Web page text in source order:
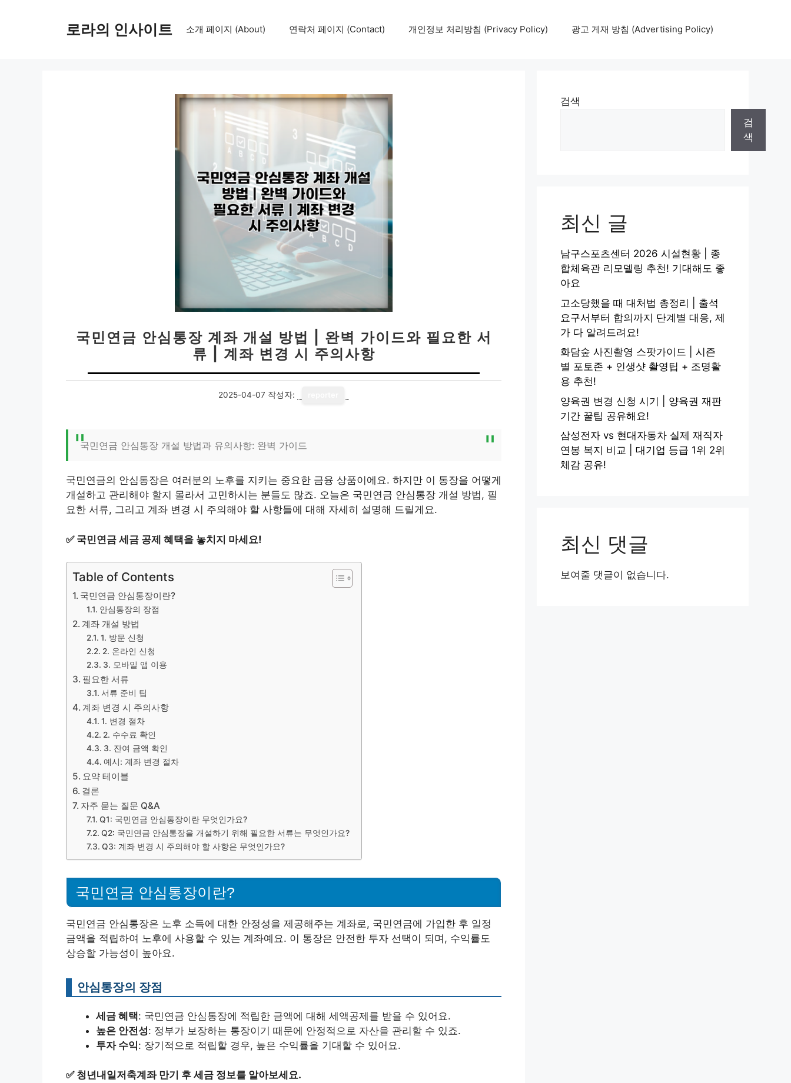
로라의 인사이트 소개 페이지 (About) 연락처 페이지 (Contact) 개인정보 처리방침 (Privacy Policy) 광고 게재 방침 (Advertising Policy)
국민연금 안심통장 계좌 개설 방법 | 완벽 가이드와 필요한 서
류 | 계좌 변경 시 주의사항
2025-04-07 작성자:
국민연금 안심통장 개설 방법과 유의사항: 완벽 가이드
국민연금의 안심통장은 여러분의 노후를 지키는 중요한 금융 상품이에요. 하지만 이 통장을 어떻게
개설하고 관리해야 할지 몰라서 고민하시는 분들도 많죠. 오늘은 국민연금 안심통장 개설 방법, 필
요한 서류, 그리고 계좌 변경 시 주의해야 할 사항들에 대해 자세히 설명해 드릴게요.
✅ 국민연금 세금 공제 혜택을 놓치지 마세요!
Table of Contents
국민연금 안심통장이란?
안심통장의 장점
계좌 개설 방법
1. 방문 신청
2. 온라인 신청
3. 모바일 앱 이용
필요한 서류
서류 준비 팁
계좌 변경 시 주의사항
1. 변경 절차
2. 수수료 확인
3. 잔여 금액 확인
예시: 계좌 변경 절차
요약 테이블
결론
자주 묻는 질문 Q&A
Q1: 국민연금 안심통장이란 무엇인가요?
Q2: 국민연금 안심통장을 개설하기 위해 필요한 서류는 무엇인가요?
Q3: 계좌 변경 시 주의해야 할 사항은 무엇인가요?
국민연금 안심통장이란?
국민연금 안심통장은 노후 소득에 대한 안정성을 제공해주는 계좌로, 국민연금에 가입한 후 일정
금액을 적립하여 노후에 사용할 수 있는 계좌예요. 이 통장은 안전한 투자 선택이 되며, 수익률도
상승할 가능성이 높아요.
안심통장의 장점
세금 혜택: 국민연금 안심통장에 적립한 금액에 대해 세액공제를 받을 수 있어요.
높은 안전성: 정부가 보장하는 통장이기 때문에 안정적으로 자산을 관리할 수 있죠.
투자 수익: 장기적으로 적립할 경우, 높은 수익률을 기대할 수 있어요.
✅ 청년내일저축계좌 만기 후 세금 정보를 알아보세요.
검색
검
색
최신 글
남구스포츠센터 2026 시설현황 | 종
합체육관 리모델링 추천! 기대해도 좋
아요
고소당했을 때 대처법 총정리 | 출석
요구서부터 합의까지 단계별 대응, 제
가 다 알려드려요!
화담숲 사진촬영 스팟가이드 | 시즌
별 포토존 + 인생샷 촬영팁 + 조명활
용 추천!
양육권 변경 신청 시기 | 양육권 재판
기간 꿀팁 공유해요!
삼성전자 vs 현대자동차 실제 재직자
연봉 복지 비교 | 대기업 등급 1위 2위
체감 공유!
최신 댓글
보여줄 댓글이 없습니다.